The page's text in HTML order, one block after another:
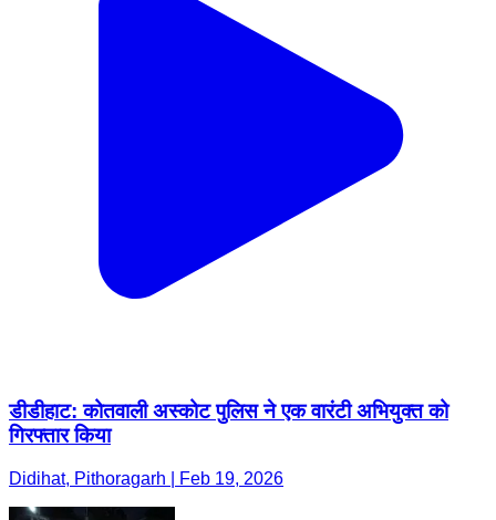
डीडीहाट: कोतवाली अस्कोट पुलिस ने एक वारंटी अभियुक्त को
गिरफ्तार किया
Didihat, Pithoragarh | Feb 19, 2026